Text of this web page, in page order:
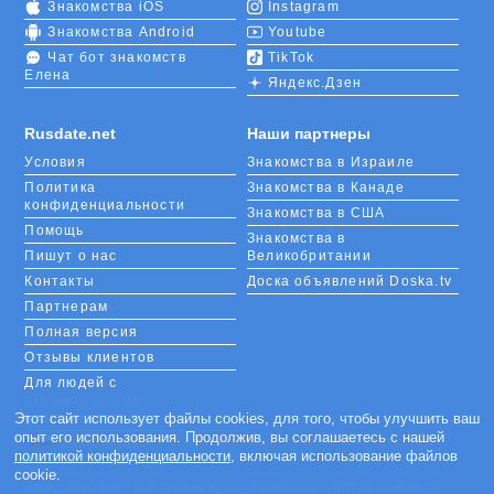
Rusdate.net
Условия
Политика
конфиденциальности
Помощь
Пишут о нас
Контакты
Партнерам
Полная версия
Отзывы клиентов
Для людей с
возможностями
Languages
Знакомства iOS
Знакомства Android
Чат бот знакомств
Елена
Instagram
Youtube
TikTok
Яндекс.Дзен
Наши партнеры
Знакомства в Израиле
Знакомства в Канаде
Знакомства в США
Знакомства в
Великобритании
Доска объявлений Doska.tv
Этот сайт использует файлы cookies, для того, чтобы улучшить ваш
опыт его использования. Продолжив, вы соглашаетесь с нашей
политикой конфиденциальности, включая использование файлов
cookie.